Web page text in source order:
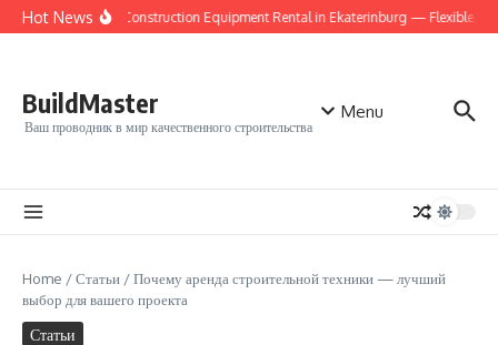
Перейти к содержанию
Hot NewsReliable Construction Equipment Rental in Ekaterinburg — Flexible,
BuildMaster
Ваш проводник в мир качественного строительства
Menu
Home /Статьи /Почему аренда строительной техники — лучший
выбор для вашего проекта
Статьи